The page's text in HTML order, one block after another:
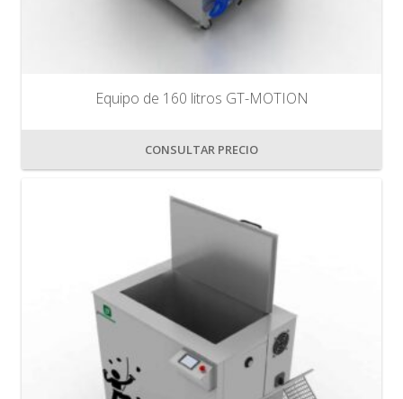
Equipo de 160 litros GT-MOTION
CONSULTAR PRECIO